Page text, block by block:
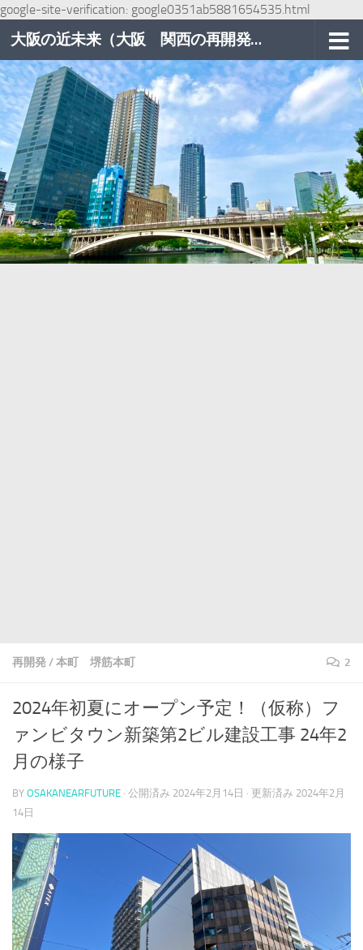
google-site-verification: google0351ab5881654535.html
コンテンツへスキップ
大阪の近未来（大阪 関西の再開発巡り）
再開発/本町 堺筋本町 2
2024年初夏にオープン予定！（仮称）フ
ァンビタウン新築第2ビル建設工事 24年2
月の様子
BY OSAKANEARFUTURE · 公開済み 2024年2月14日 · 更新済み 2024年2月
14日